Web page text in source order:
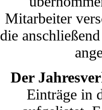
Mitarbeiter
die
Der
Einträge in